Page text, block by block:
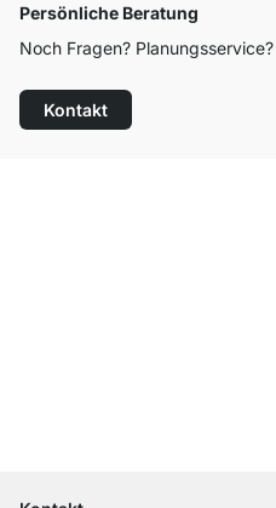
Persönliche Beratung
Noch Fragen?
Kontakt